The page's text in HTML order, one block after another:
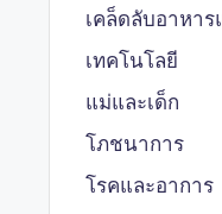
เคล็ดลับอาหาร
เทคโนโลยี
แม่และเด็ก
โภชนาการ
โรคและอาการ